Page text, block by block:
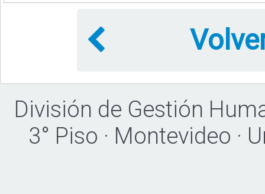
División de Gestión
3° Piso · Montevideo ·